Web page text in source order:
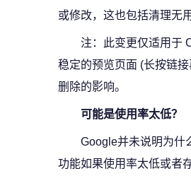
或修改，这也包括清理无
注：此变更仅适用于
稳定的预览页面 (长按链
删除的影响。
可能是使用率太低？
Google并未说明为什
功能如果使用率太低或者